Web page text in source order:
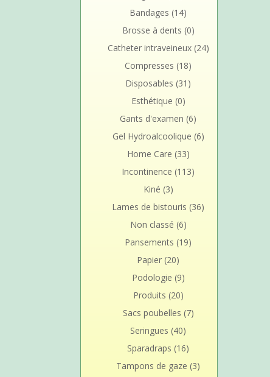
Bandages (14)
Brosse à dents (0)
Catheter intraveineux (24)
Compresses (18)
Disposables (31)
Esthétique (0)
Gants d'examen (6)
Gel Hydroalcoolique (6)
Home Care (33)
Incontinence (113)
Kiné (3)
Lames de bistouris (36)
Non classé (6)
Pansements (19)
Papier (20)
Podologie (9)
Produits (20)
Sacs poubelles (7)
Seringues (40)
Sparadraps (16)
Tampons de gaze (3)